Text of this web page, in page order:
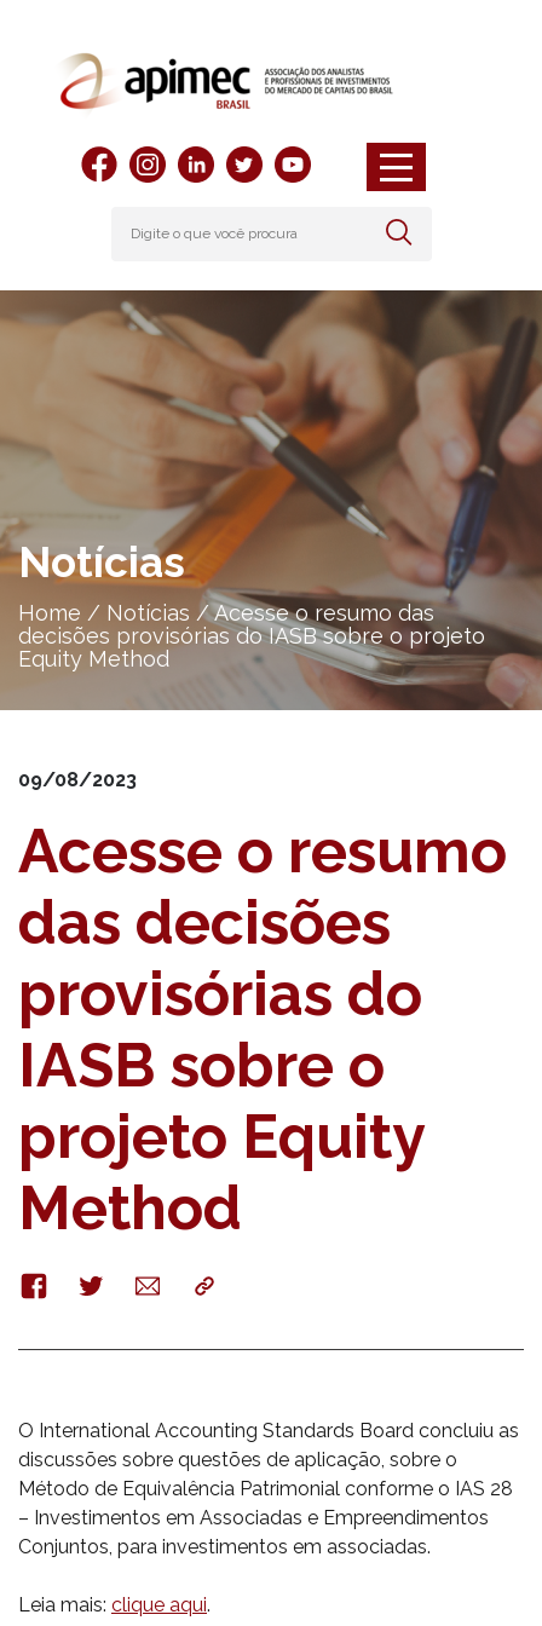
Notícias
Home / Notícias /Acesse o resumo das
decisões provisórias do IASB sobre o projeto
Equity Method
09/08/2023
Acesse o resumo
das decisões
provisórias do
IASB sobre o
projeto Equity
Method
FacebookTwitterE-
mail
Copy
O International Accounting Standards Board concluiu as
discussões sobre questões de aplicação, sobre o
Método de Equivalência Patrimonial conforme o IAS 28
– Investimentos em Associadas e Empreendimentos
Conjuntos, para investimentos em associadas.
Leia mais: clique aqui.